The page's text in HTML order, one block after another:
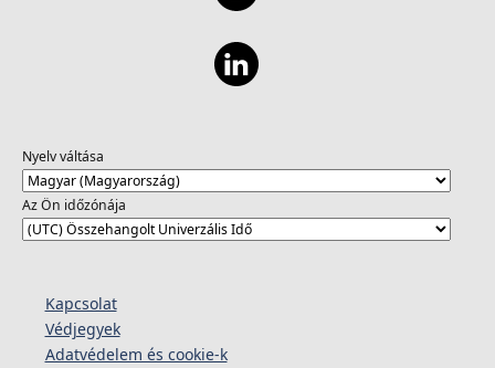
Nyelv váltása
Az Ön időzónája
Kapcsolat
Védjegyek
Adatvédelem és cookie-k